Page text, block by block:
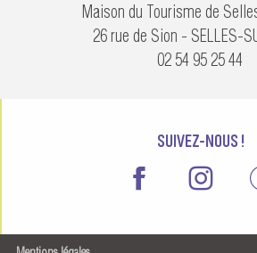
Maison du Tourisme de
26 rue de Sion - SELLES-
02 54 95 25 44
SUIVEZ-NOUS !